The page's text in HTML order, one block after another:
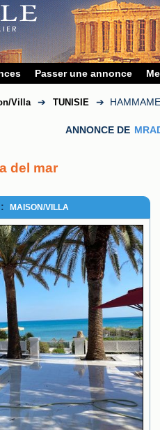
Passer une annonce
Villa ➔ TUNISIE ➔
ANNONCE DE
del mar
MAISON/VILLA